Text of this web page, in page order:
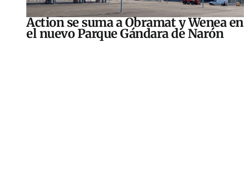
Action se suma a Obramat y Wenea en
el nuevo Parque Gándara de Narón